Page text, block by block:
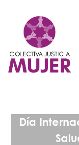
Día